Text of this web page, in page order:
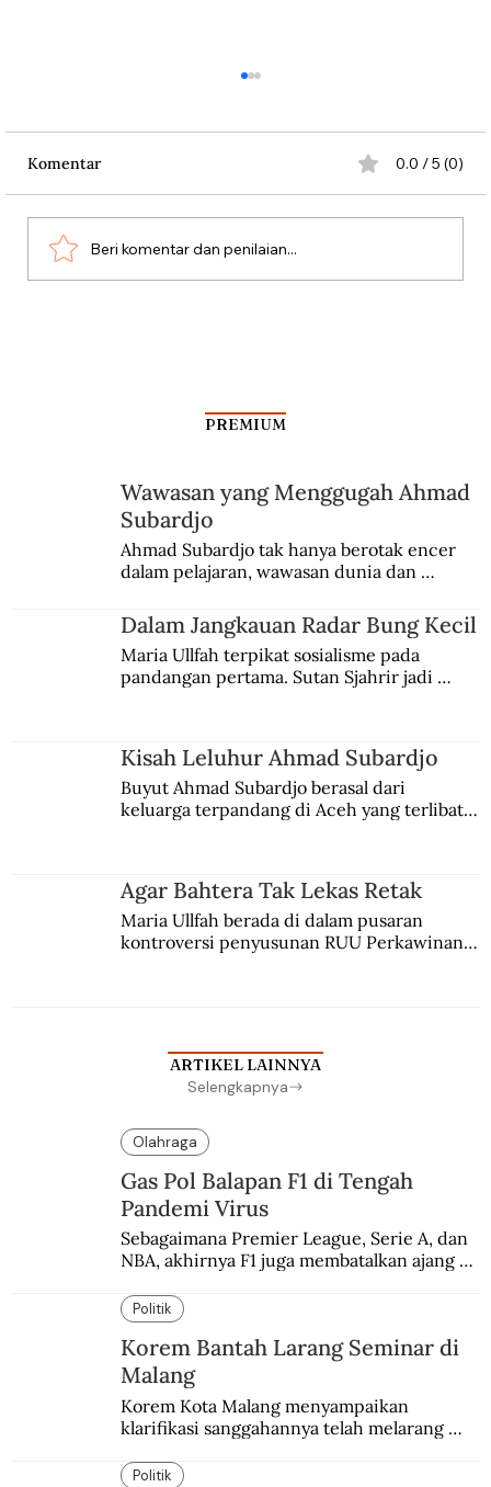
Komentar 0.0 / 5 (0)
Beri komentar dan penilaian...
PREMIUM
Wawasan yang Menggugah Ahmad
Subardjo
Ahmad Subardjo tak hanya berotak encer
dalam pelajaran, wawasan dunia dan
Jules Verne, Multatuli, hingga Sun Yat-sen.
Dalam Jangkauan Radar Bung Kecil
Maria Ullfah terpikat sosialisme pada
pandangan pertama. Sutan Sjahrir jadi
Kisah Leluhur Ahmad Subardjo
Buyut Ahmad Subardjo berasal dari
keluarga terpandang di Aceh yang terlibat
Agar Bahtera Tak Lekas Retak
Maria Ullfah berada di dalam pusaran
kontroversi penyusunan RUU Perkawinan.
ARTIKEL LAINNYA
Selengkapnya
Olahraga
Gas Pol Balapan F1 di Tengah
Pandemi Virus
Sebagaimana Premier League, Serie A, dan
NBA, akhirnya F1 juga membatalkan ajang
enam dekade lampau.
Politik
Korem Bantah Larang Seminar di
Malang
Korem Kota Malang menyampaikan
klarifikasi sanggahannya telah melarang
Malang.
Politik